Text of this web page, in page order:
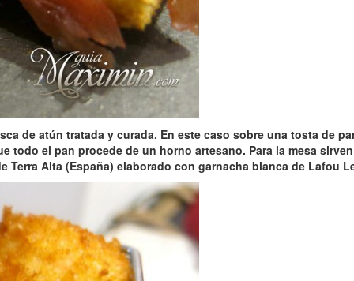
de atún tratada y curada. En este caso sobre una tosta de
todo el pan procede de un horno artesano. Para la mesa
Terra Alta (España) elaborado con garnacha blanca de Lafou